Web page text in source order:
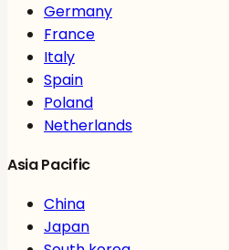
Germany
France
Italy
Spain
Poland
Netherlands
Asia Pacific
China
Japan